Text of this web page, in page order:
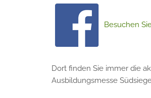
Besuchen
Dort finden Sie immer die
Ausbildungsmesse